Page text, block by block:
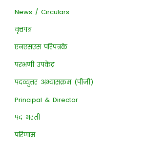
News / Circulars
वृत्तपत्र
एनएसएस परिपत्रके
परभणी उपकेंद्र
पदव्युत्तर अभ्यासक्रम (पीजी)
Principal & Director
पद भरती
परिणाम